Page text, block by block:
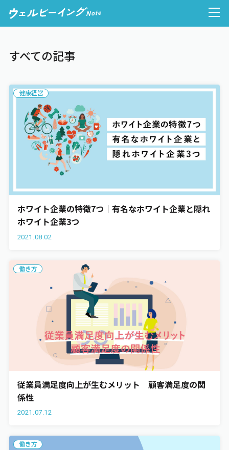
人的資本経営
ウェルビーイング経営
健康経営
心理的安全性
ワークライフバランス
お役立ち資料
すべての記事
健康経営
ホワイト企業の特徴7つ｜有名なホワイト企業と隠れ
ホワイト企業3つ
2021.08.02
働き方
従業員満足度向上が生むメリット 顧客満足度の関
係性
2021.07.12
働き方